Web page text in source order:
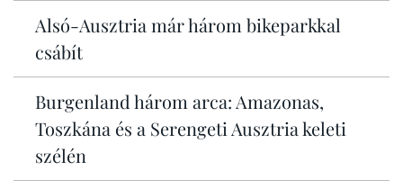
Alsó-Ausztria már három bikeparkkal
csábít
Burgenland három arca: Amazonas,
Toszkána és a Serengeti Ausztria keleti
szélén